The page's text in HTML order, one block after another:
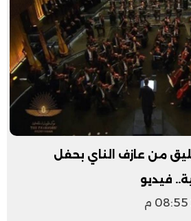
من عازف الناي بحفل
فيديو